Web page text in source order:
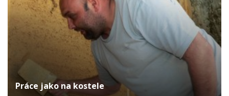
Práce jako na kostele